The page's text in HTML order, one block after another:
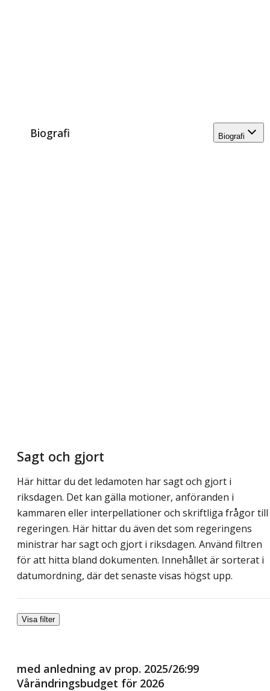
Biografi Biografi
Sagt och gjort
Här hittar du det ledamoten har sagt och gjort i
riksdagen. Det kan gälla motioner, anföranden i
kammaren eller interpellationer och skriftliga frågor till
regeringen. Här hittar du även det som regeringens
ministrar har sagt och gjort i riksdagen. Använd filtren
för att hitta bland dokumenten. Innehållet är sorterat i
datumordning, där det senaste visas högst upp.
Visa filter
med anledning av prop. 2025/26:99
Vårändringsbudget för 2026